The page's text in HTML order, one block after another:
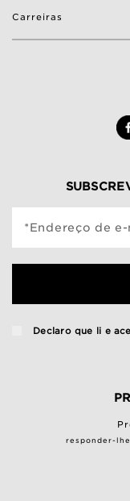
Carreiras
*Endereço de
Declaro que li e
responder-